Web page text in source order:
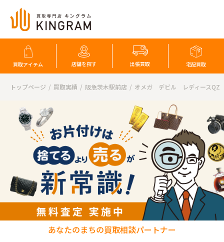
買取アイテム 店舗を探す 出張買取 宅配買取
トップページ 買取実績 阪急茨木駅前店 オメガ デビル レディースQZ
あなたのまちの買取相談パートナー